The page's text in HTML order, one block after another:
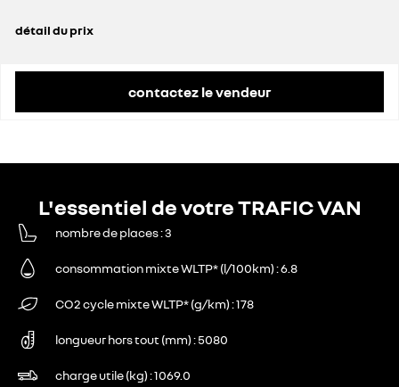
détail du prix
contactez le vendeur
L'essentiel de votre TRAFIC VAN
nombre de places 3
consommation mixte WLTP* (l/100km) 6.8
CO2 cycle mixte WLTP* (g/km) 178
longueur hors tout (mm) 5080
charge utile (kg) 1069.0